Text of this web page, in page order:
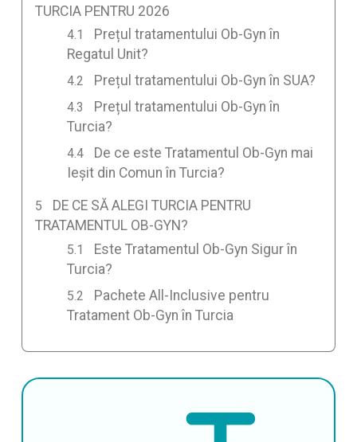
TURCIA PENTRU 2026
Prețul tratamentului Ob-Gyn în
Regatul Unit?
Prețul tratamentului Ob-Gyn în SUA?
Prețul tratamentului Ob-Gyn în
Turcia?
De ce este Tratamentul Ob-Gyn mai
Ieșit din Comun în Turcia?
DE CE SĂ ALEGI TURCIA PENTRU
TRATAMENTUL OB-GYN?
Este Tratamentul Ob-Gyn Sigur în
Turcia?
Pachete All-Inclusive pentru
Tratament Ob-Gyn în Turcia